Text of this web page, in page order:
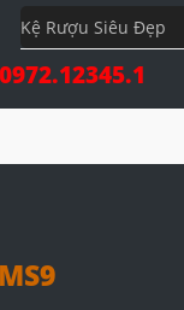
Kệ Rượu Siêu Đẹp